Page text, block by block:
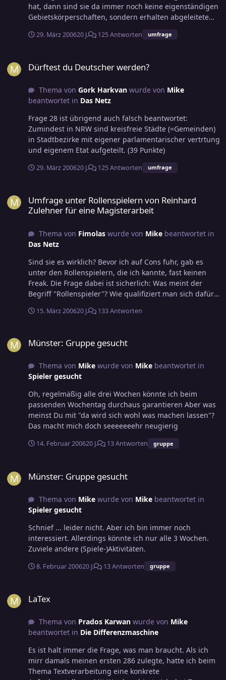
Religionen. Allerdings habe ich auch wenig Fragen
entdeckt, in denen z.B. ein pantheistisches Weltbild
abgefragt wurde. Oder nach dem Glauben an
hat, dann sind sie da immer noch keine eigenständigen
Gebietskörperschaften, sondern erhalten abgeleitete
Kompetenzen und unterliegen einer strengen Kontrolle
ihrer doch eher eingeschränken Möglichkeiten. Was
Bundesrecht bricht Landesrecht. Und die
eingeschränkt. Eigenständig gewählte
parlamentarisches Gremium und Etatrecht scheinen
Einflußmöglichkeit einer BV natürlich gering ist. Aber
frage dazu mal einen Dorfbürgermeister Der ist ja auch
der Ansicht, daß seine Gemeinde viel zu wenig Rechte
habe.
29. März 200620 J. 125 Antworten umfrage
Dürftest du Deutscher werden?
Thema von Gork Harkvanwurde von Mike
beantwortet in Das Netz
Frage 28 ist übrigend auch falsch beantwortet:
Zumindest in NRW sind kreisfreie Städte (=Gemeinden)
in Stadtbezirke mit eigener parlamentarischer vertrtung
und eigenem Etat aufgeteilt. (39 Punkte)
29. März 200620 J. 125 Antworten umfrage
Umfrage unter Rollenspielern von Reinhard
Zulehner für eine Magisterarbeit
Thema von Fimolaswurde von Mikebeantwortet in
Das Netz
Sind sie es wirklich? Bevor ich auf Cons fuhr, gab es
unter den Rollenspielern, die ich kannte, fast keinen
Freak. Die Frage dabei ist sicherlich: Was meint der
Begriff "Rollenspieler"? Wie qualifiziert man sich dafür?
man nie auf die Idee käme, einen Con zu besuchen?
15. März 200620 J. 133 Antworten
Münster: Gruppe gesucht
Thema von Mikewurde von Mikebeantwortet in
Spieler gesucht
Oh, regelmäßig alle drei Wochen könnte ich beim
passenden Wochentag durchaus garantieren Aber was
meinst Du mit "da wird sich wohl was machen lassen"?
Das macht mich doch seeeeeeehr neugierig
14. Februar 200620 J. 13 Antworten gruppe
Münster: Gruppe gesucht
Thema von Mikewurde von Mikebeantwortet in
Spieler gesucht
Schnief ... leider nicht. Aber ich bin immer noch
interessiert. Allerdings könnte ich nur alle 3 Wochen.
Zuviele andere (Spiele-)Aktivitäten.
8. Februar 200620 J. 13 Antworten gruppe
LaTex
Thema von Prados Karwanwurde von Mike
beantwortet in Die Differenzmaschine
Es ist halt immer die Frage, was man braucht. Als ich
mirr damals meinen ersten 286 zulegte, hatte ich beim
Thema Textverarbeitung eine konkrete